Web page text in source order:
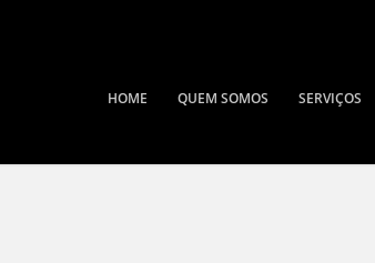
HOME QUEM SOMOS SERVIÇOS